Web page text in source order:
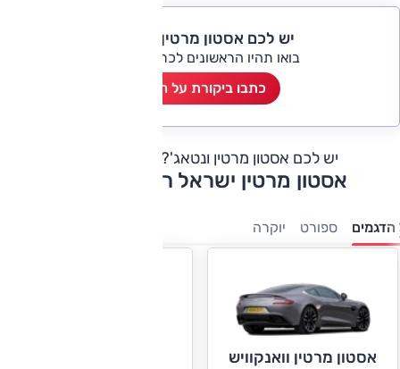
יש לכם אסטון מרטין ונטאג'?
בואו תהיו הראשונים לכתוב ביקורת
כתבו ביקורת על הרכב
יש לכם אסטון מרטין ונטאג'?
אסטון מרטין ישראל רשימת דגמים
הדגמים ספורט יוקרה
אסטון מרטין וואנקוויש